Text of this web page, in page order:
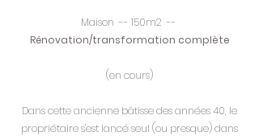
Maison -- 150m2 --
Rénovation/transformation complète
(en cours)
Dans cette ancienne bâtisse des années 40, le
propriétaire s'est lancé seul (ou presque) dans